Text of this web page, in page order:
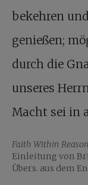
bekehren
genießen;
durch die
unseres
Macht sei in
Faith Within Reason
Einleitung von
Übers. aus dem